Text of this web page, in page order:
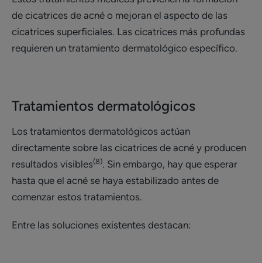
de cicatrices de acné o mejoran el aspecto de las
cicatrices superficiales. Las cicatrices más profundas
requieren un tratamiento dermatológico específico.
Tratamientos dermatológicos
Los tratamientos dermatológicos actúan
directamente sobre las cicatrices de acné y producen
resultados visibles(8). Sin embargo, hay que esperar
hasta que el acné se haya estabilizado antes de
comenzar estos tratamientos.
Entre las soluciones existentes destacan: